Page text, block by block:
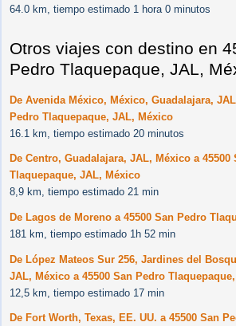
64.0 km, tiempo estimado 1 hora 0 minutos
Otros viajes con destino en
Pedro Tlaquepaque, JAL,
De Avenida México, México, Guadalajara,
Pedro Tlaquepaque, JAL, México
16.1 km, tiempo estimado 20 minutos
De Centro, Guadalajara, JAL, México a 45500
Tlaquepaque, JAL, México
8,9 km, tiempo estimado 21 min
De Lagos de Moreno a 45500 San Pedro
181 km, tiempo estimado 1h 52 min
De López Mateos Sur 256, Jardines del
JAL, México a 45500 San Pedro
12,5 km, tiempo estimado 17 min
De Fort Worth, Texas, EE. UU. a 45500 San